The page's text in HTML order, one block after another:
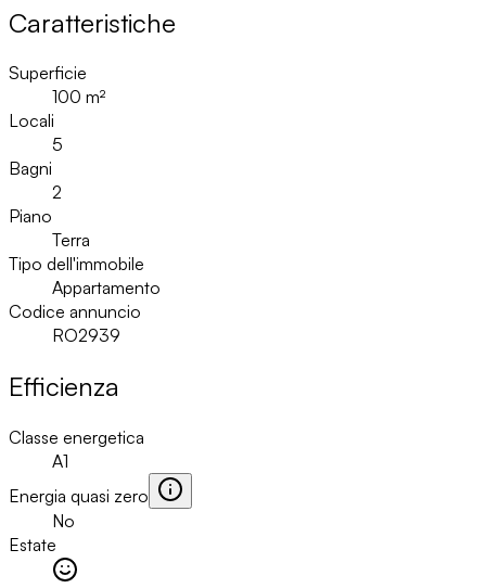
Caratteristiche
Superficie
100 m²
Locali
5
Bagni
2
Piano
Terra
Tipo dell'immobile
Appartamento
Codice annuncio
RO2939
Efficienza
Classe energetica
A1
Energia quasi zero
No
Estate